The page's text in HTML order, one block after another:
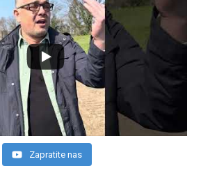
Zapratite nas